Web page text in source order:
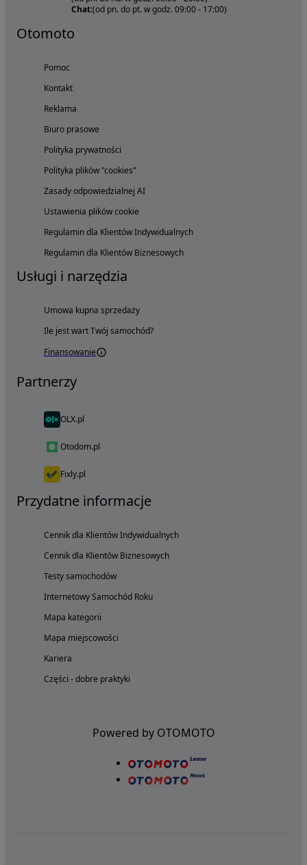
Chat:(od pn. do pt. w godz. 09:00 - 17:00)
Otomoto
Pomoc
Kontakt
Reklama
Biuro prasowe
Polityka prywatności
Polityka plików "cookies"
Zasady odpowiedzialnej AI
Ustawienia plików cookie
Regulamin dla Klientów Indywidualnych
Regulamin dla Klientów Biznesowych
Usługi i narzędzia
Umowa kupna sprzedaży
Ile jest wart Twój samochód?
Finansowanie
Partnerzy
OLX.pl
Otodom.pl
Fixly.pl
Przydatne informacje
Cennik dla Klientów Indywidualnych
Cennik dla Klientów Biznesowych
Testy samochodów
Internetowy Samochód Roku
Mapa kategorii
Mapa miejscowości
Kariera
Części - dobre praktyki
Powered by OTOMOTO